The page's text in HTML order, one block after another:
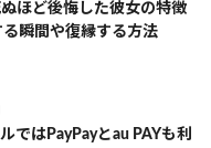
ほど後悔した彼女の特徴
瞬間や復縁する方法
ではPayPayとau PAYも利